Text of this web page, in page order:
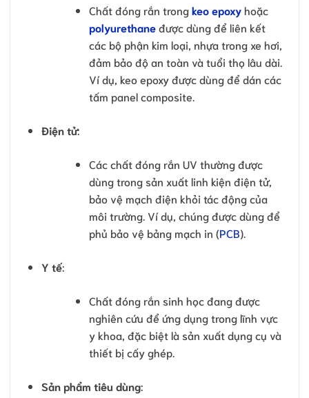
Chất đóng rắn trongkeo epoxyhoặc
polyurethane được dùng để liên kết
các bộ phận kim loại, nhựa trong xe hơi,
đảm bảo độ an toàn và tuổi thọ lâu dài.
Ví dụ, keo epoxy được dùng để dán các
tấm panel composite.
Điện tử:
Các chất đóng rắn UV thường được
dùng trong sản xuất linh kiện điện tử,
bảo vệ mạch điện khỏi tác động của
môi trường. Ví dụ, chúng được dùng để
phủ bảo vệ bảng mạch in (PCB).
Y tế:
Chất đóng rắn sinh học đang được
nghiên cứu để ứng dụng trong lĩnh vực
y khoa, đặc biệt là sản xuất dụng cụ và
thiết bị cấy ghép.
Sản phẩm tiêu dùng: